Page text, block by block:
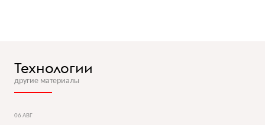
Технологии
другие материалы
06 АВГ